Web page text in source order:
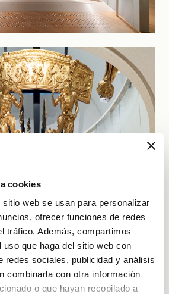
cookies
web se usan para personalizar
ofrecer funciones de redes
tráfico. Además, compartimos
uso que haga del sitio web con
redes sociales, publicidad y análisis
combinarla con otra información
o que hayan recopilado a